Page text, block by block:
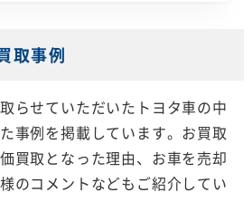
取事例
らせていただいたトヨタ車の中
事例を掲載しています。お買取
買取となった理由、お車を売却
のコメントなどもご紹介してい